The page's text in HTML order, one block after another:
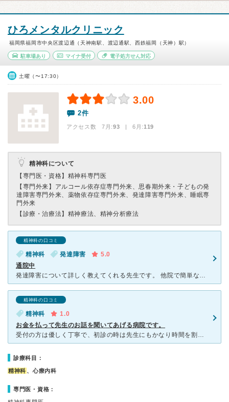
ひろメンタルクリニック
福岡県福岡市中央区渡辺通（天神南駅、渡辺通駅、西鉄福岡（天神）駅）
駐車場あり マイナ受付 電子処方せん対応
土曜（〜17:30）
3.00
2件
アクセス数 7月:93 | 6月:119
精神科について
【専門医・資格】 精神科専門医
【専門外来】 アルコール依存症専門外来、思春期外来・子どもの発
達障害専門外来、薬物依存症専門外来、発達障害専門外来、睡眠専
門外来
【診療・治療法】 精神療法、精神分析療法
精神科の口コミ
精神科 発達障害
5.0
通院中
発達障害について詳しく教えてくれる先生です。 他院で簡単な検査して診断されて、不安を感じての受診でした。 大人の発達障害には診断基準があるというこで、自費検査もしました。結果、納得して治療まで進め
精神科の口コミ
精神科
1.0
お金を払って先生のお話を聞いてあげる病院です。
受付の方は優しく丁寧で、初診の時は先生にもかなり時間を割いていただき、話しながら思わず泣いてしまった時もとても優しく対応していただき感謝していました。 しかし回を重ねるごとに雑になっていき、「最近ど
診療科目：
精神科 、心療内科
専門医・資格：